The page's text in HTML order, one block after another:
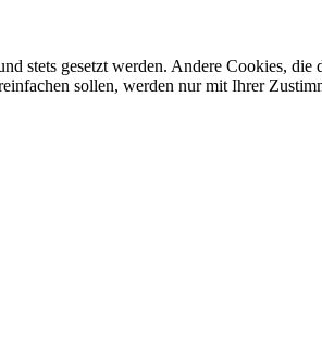
stets gesetzt werden. Andere Cookies,
sollen, werden nur mit Ihrer